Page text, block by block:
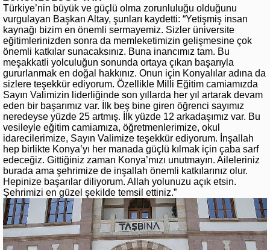
Türkiye’nin büyük ve güçlü olma zorunluluğu olduğunu
vurgulayan Başkan Altay, şunları kaydetti: “Yetişmiş insan
kaynağı bizim en önemli sermayemiz. Sizler üniversite
eğitimlerinizden sonra da memleketimizin gelişmesine çok
önemli katkılar sunacaksınız. Buna inancımız tam. Bu
meşakkatli yolculuğun sonunda ortaya çıkan başarıyla
gururlanmak en doğal hakkınız. Onun için Konyalılar adına da
sizlere teşekkür ediyorum. Özellikle Milli Eğitim camiamızda
Sayın Valimizin liderliğinde son yıllarda her yıl artarak devam
eden bir başarımız var. İlk beş bine giren öğrenci sayımız
neredeyse yüzde 25 artmış. İlk yüzde 12 arkadaşımız var. Bu
vesileyle eğitim camiamıza, öğretmenlerimize, okul
idarecilerimize, Sayın Valimize teşekkür ediyorum. İnşallah
hep birlikte Konya’yı her manada güçlü kılmak için çaba sarf
edeceğiz. Gittiğiniz zaman Konya’mızı unutmayın. Aileleriniz
burada ama şehrimize de inşallah önemli katkılarınız olur.
Hepinize başarılar diliyorum. Allah yolunuzu açık etsin.
Şehrimizi en güzel şekilde temsil ettiniz.”